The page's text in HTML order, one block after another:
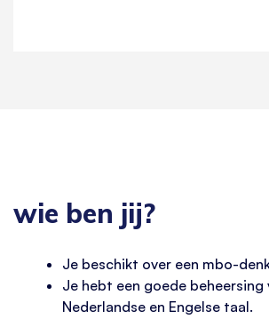
wie ben jij?
Je beschikt over een mbo-
Je hebt een goede beheersing
Nederlandse en Engelse taal.